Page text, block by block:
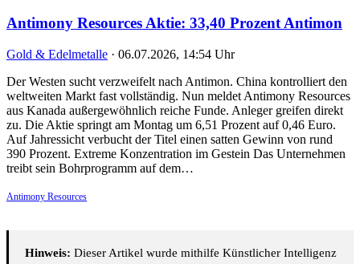
Antimony Resources Aktie: 33,40 Prozent Antimon
Gold & Edelmetalle · 06.07.2026, 14:54 Uhr
Der Westen sucht verzweifelt nach Antimon. China kontrolliert den
weltweiten Markt fast vollständig. Nun meldet Antimony Resources
aus Kanada außergewöhnlich reiche Funde. Anleger greifen direkt
zu. Die Aktie springt am Montag um 6,51 Prozent auf 0,46 Euro.
Auf Jahressicht verbucht der Titel einen satten Gewinn von rund
390 Prozent. Extreme Konzentration im Gestein Das Unternehmen
treibt sein Bohrprogramm auf dem…
Antimony Resources
Hinweis: Dieser Artikel wurde mithilfe Künstlicher Intelligenz